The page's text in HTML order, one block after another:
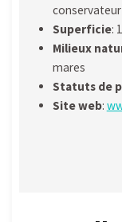
conservateur
Superficie:
Milieux
mares
Statuts de
Site web: